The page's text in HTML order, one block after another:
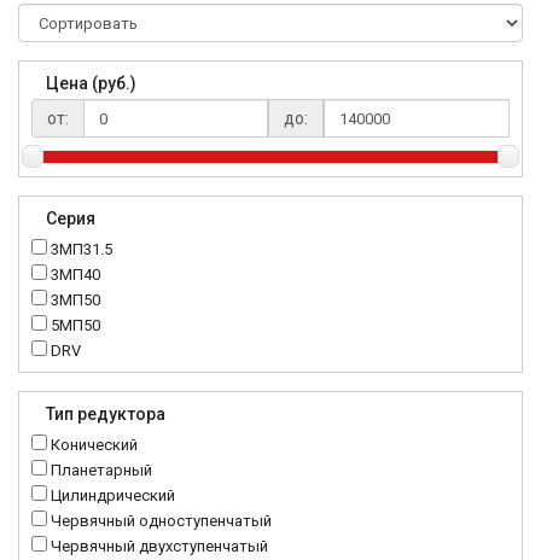
Цена (руб.)
от:
до:
Серия
3МП31.5
3МП40
3МП50
5МП50
DRV
K..DR
MTC
NMRV
RC
Тип редуктора
Конический
Планетарный
Цилиндрический
Червячный одноступенчатый
Червячный двухступенчатый